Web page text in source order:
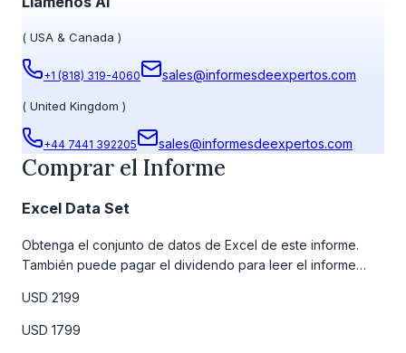
( USA & Canada )
+1 (818) 319-4060 sales@informesdeexpertos.com
( United Kingdom )
+44 7441 392205 sales@informesdeexpertos.com
Comprar el Informe
Excel Data Set
Obtenga el conjunto de datos de Excel de este informe.
También puede pagar el dividendo para leer el informe
la tabla de precios a continuación.
USD 2199
USD 1799